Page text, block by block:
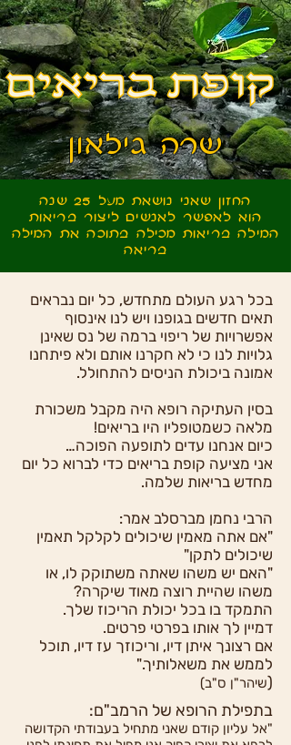
שרה גילאון
החזון שאני נושאת מעל 25 שנה
הוא לאפשר לאנשים ליצור בריאות
המילה בריאות מכילה בתוכה את המילה
בריאה
בכל רגע העולם מתחדש, כל יום נבראים
תאים חדשים בגופנו ויש לנו אינסוף
אפשרויות של ריפוי ברמה של נס שאינן
גלויות לנו כי לא חקרנו אותם ולא פיתחנו
אמונה ביכולת הניסים להתחולל.
בסין העתיקה רופא היה מקבל משכורת
מלאה כשמטופליו היו בריאים!
כיום אנחנו עדים לתופעה הפוכה…
אני מציעה קופת בריאים כדי לברוא כל יום
מחדש בריאות שלמה.
הרבי נחמן מברסלב אמר:
"אם אתה מאמין שיכולים לקלקל תאמין
שיכולים לתקן"
"האם יש משהו שאתה משתוקק לו, או
משהו שהיית רוצה מאוד שיקרה?
התמקד בו בכל יכולת הריכוז שלך.
דמיין לך אותו בפרטי פרטים.
אם רצונך איתן דיו, וריכוזך עז דיו, תוכל
לממש את משאלותיך."
(שיהר"ן ס"ב)
בתפילת הרופא של הרמב"ם:
"אל עליון קודם שאני מתחיל בעבודתי הקדושה